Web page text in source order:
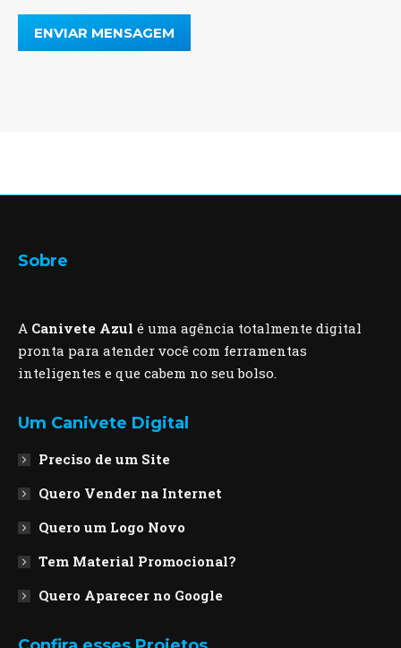
Sobre
A Canivete Azul é uma agência totalmente digital
pronta para atender você com ferramentas
inteligentes e que cabem no seu bolso.
Um Canivete Digital
Preciso de um Site
Quero Vender na Internet
Quero um Logo Novo
Tem Material Promocional?
Quero Aparecer no Google